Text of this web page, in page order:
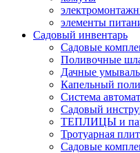
элементы
Садовый инвентарь
Садовые
Поливочные
Дачные
Капельный
Система
Садовый
ТЕПЛИЦЫ и
Тротуарная
Садовые